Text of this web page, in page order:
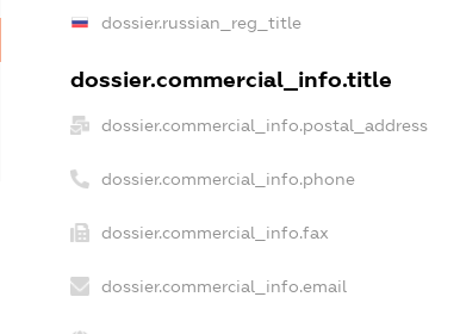
dossier.russian_reg_title
dossier.commercial_info.title
dossier.commercial_info.postal_address
dossier.commercial_info.phone
dossier.commercial_info.fax
dossier.commercial_info.email